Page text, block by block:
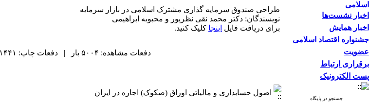
اسلامی
اخبار نشست‌ها
اخبار همایش
جشنواره اقتصاد اسلامی
عضویت
برقراری ارتباط
پست الکترونیک
جستجو در پایگاه
طراحی صندوق سرمایه گذاری مشترک اسلامی در بازار سرمایه
نویسندگان: دکتر محمد نقی نظرپور و محبوبه ابراهیمی
برای دریافت فایل اینجا کلیک کنید.
دفعات مشاهده: ۵۰۰۴ بار | دفعات چاپ: ۱۴۴۱ بار | دفعات ارسال به دیگران: ۸۸ بار |
اصول حسابداری و مالیاتی اوراق (صکوک) اجاره در ایران